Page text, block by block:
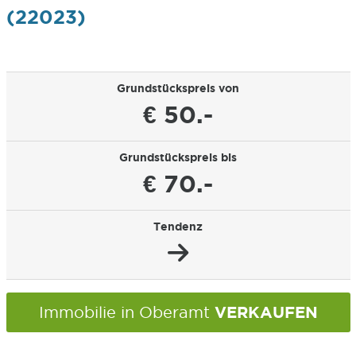
(22023)
Grundstückspreis von
€ 50.-
Grundstückspreis bis
€ 70.-
Tendenz
Immobilie in Oberamt VERKAUFEN